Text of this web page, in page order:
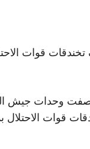
قوات
قصفت وحدات جيش
قوات